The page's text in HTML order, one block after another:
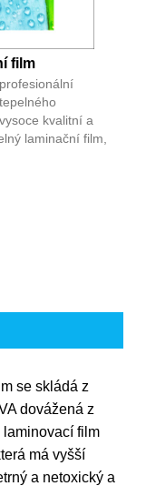
film
kvalitní a
laminační film,
se skládá z
dovážená z
laminovací film
má vyšší
a netoxický a